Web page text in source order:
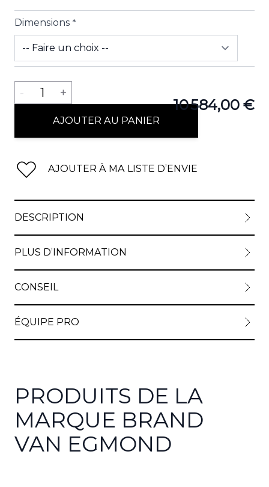
Dimensions *
10 584,00 €
Quantité
- 1 +
AJOUTER AU PANIER
AJOUTER À MA LISTE D’ENVIE
DESCRIPTION
PLUS D’INFORMATION
CONSEIL
ÉQUIPE PRO
PRODUITS DE LA
MARQUE BRAND
VAN EGMOND